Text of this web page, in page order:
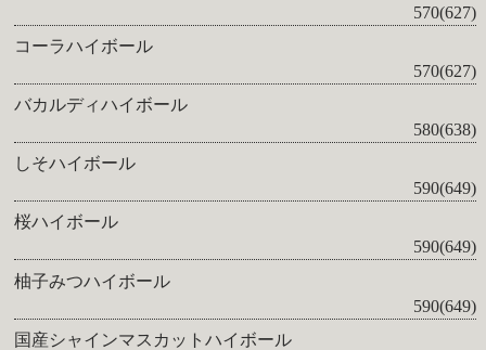
570(627)
コーラハイボール
570(627)
バカルディハイボール
580(638)
しそハイボール
590(649)
桜ハイボール
590(649)
柚子みつハイボール
590(649)
国産シャインマスカットハイボール